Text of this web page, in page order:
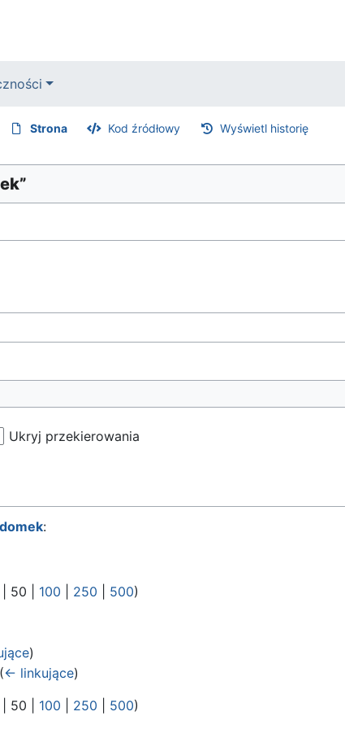
Strona Kod źródłowy Wyświetl historię
Ukryj przekierowania
:
50 100 250 500)
)
(← linkujące)
50 100 250 500)